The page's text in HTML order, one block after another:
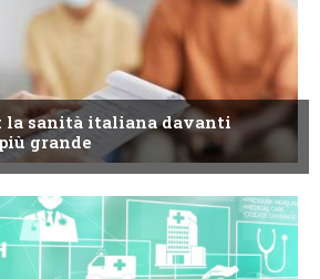
la sanità italiana davanti
grande